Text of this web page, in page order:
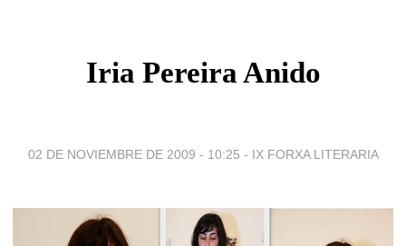
Iria Pereira Anido
02 DE NOVIEMBRE DE 2009 - 10:25 - IX FORXA LITERARIA